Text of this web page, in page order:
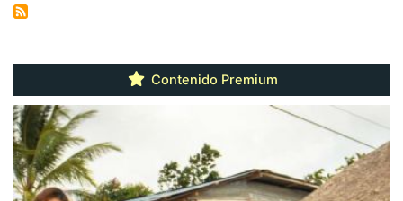
Contenido Premium